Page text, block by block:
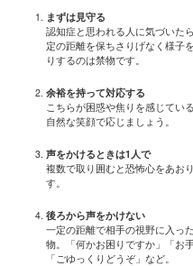
まずは見守る
認知症と思われる人に気づいた
定の距離を保ちさりげなく様子
りするのは禁物です。
余裕を持って対応する
こちらが困惑や焦りを感じてい
自然な笑顔で応じましょう。
声をかけるときは1人で
複数で取り囲むと恐怖心をあお
す。
後ろから声をかけない
一定の距離で相手の視野に入っ
物。「何かお困りですか」「お
「ごゆっくりどうぞ」など。